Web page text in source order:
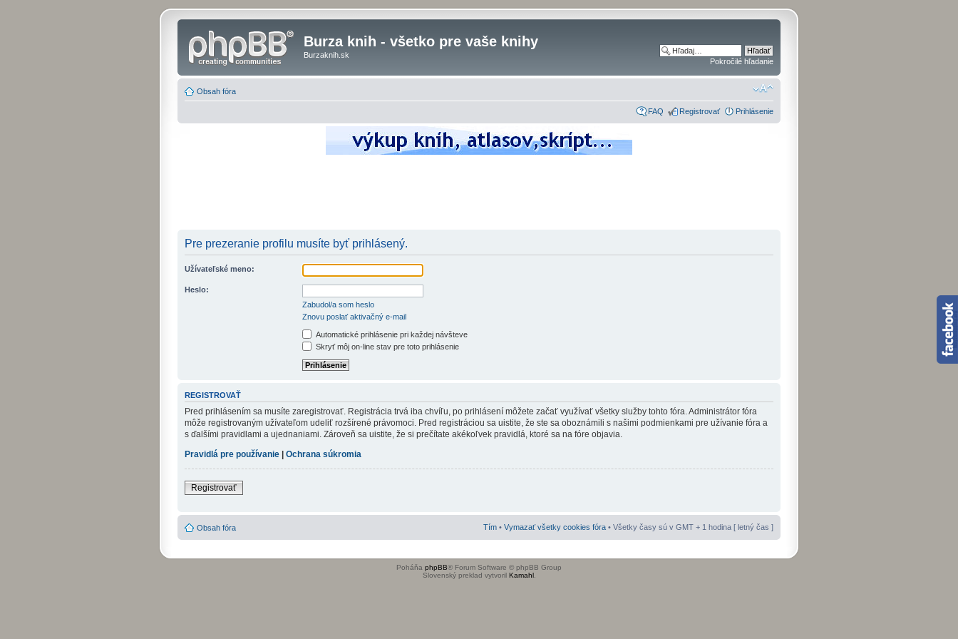
Burza knih - všetko pre vaše knihy
Burzaknih.sk
Pokročilé hľadanie
Obsah fóra
FAQ Registrovať Prihlásenie
Pre prezeranie profilu musíte byť prihlásený.
Užívateľské meno:
Heslo:
Zabudol/a som heslo
Znovu poslať aktivačný e-mail
Automatické prihlásenie pri každej návšteve
Skryť môj on-line stav pre toto prihlásenie
REGISTROVAŤ
Pred prihlásením sa musíte zaregistrovať. Registrácia trvá iba chvíľu, po prihlásení môžete začať využívať všetky služby tohto fóra. Administrátor fóra
môže registrovaným užívateľom udeliť rozšírené právomoci. Pred registráciou sa uistite, že ste sa oboznámili s našimi podmienkami pre užívanie fóra a
s ďalšími pravidlami a ujednaniami. Zároveň sa uistite, že si prečítate akékoľvek pravidlá, ktoré sa na fóre objavia.
Pravidlá pre používanie
Ochrana súkromia
Registrovať
Obsah fóra Tím • Vymazať všetky cookies fóra • Všetky časy sú v GMT + 1 hodina [ letný čas ]
Poháňa phpBB® Forum Software © phpBB Group
Slovenský preklad vytvoril Kamahl.